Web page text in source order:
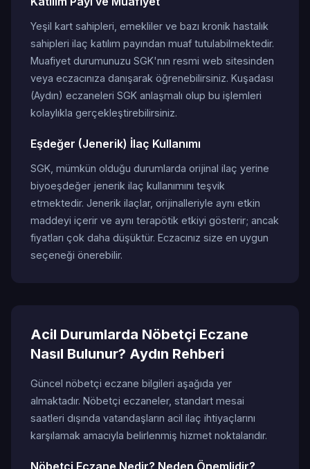
Yeşil kart sahipleri, emekliler ve bazı kronik hastalık
sahipleri ilaç katılım payından muaf tutulabilmektedir.
Muafiyet durumunuzu SGK'nın resmi web sitesinden
veya eczacınıza danışarak öğrenebilirsiniz. Kuşadası
(Aydın) eczaneleri SGK anlaşmalı olup bu işlemleri
kolaylıkla gerçekleştirebilirsiniz.
Eşdeğer (Jenerik) İlaç Kullanımı
SGK, mümkün olduğu durumlarda orijinal ilaç yerine
biyoeşdeğer jenerik ilaç kullanımını teşvik
etmektedir. Jenerik ilaçlar, orijinalleriyle aynı etkin
maddeyi içerir ve aynı terapötik etkiyi gösterir; ancak
fiyatları çok daha düşüktür. Eczacınız size en uygun
seçeneği önerebilir.
Acil Durumlarda Nöbetçi Eczane
Nasıl Bulunur? Aydın Rehberi
Güncel nöbetçi eczane bilgileri aşağıda yer
almaktadır. Nöbetçi eczaneler, standart mesai
saatleri dışında vatandaşların acil ilaç ihtiyaçlarını
karşılamak amacıyla belirlenmiş hizmet noktalarıdır.
Nöbetçi Eczane Nedir? Neden Önemlidir?